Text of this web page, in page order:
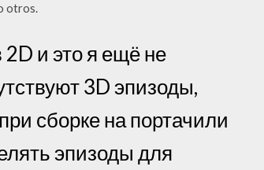
otros.
и это я ещё не
3D эпизоды,
сборке на портачили
эпизоды для